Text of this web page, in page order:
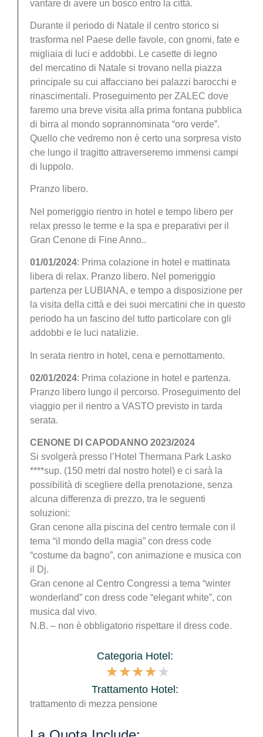
vantare di avere un bosco entro la città.
Durante il periodo di Natale il centro storico si
trasforma nel Paese delle favole, con gnomi, fate e
migliaia di luci e addobbi. Le casette di legno
del mercatino di Natale si trovano nella piazza
principale su cui affacciano bei palazzi barocchi e
rinascimentali. Proseguimento per ZALEC dove
faremo una breve visita alla prima fontana pubblica
di birra al mondo soprannominata “oro verde”.
Quello che vedremo non è certo una sorpresa visto
che lungo il tragitto attraverseremo immensi campi
di luppolo.
Pranzo libero.
Nel pomeriggio rientro in hotel e tempo libero per
relax presso le terme e la spa e preparativi per il
Gran Cenone di Fine Anno..
01/01/2024: Prima colazione in hotel e mattinata
libera di relax. Pranzo libero. Nel pomeriggio
partenza per LUBIANA, e tempo a disposizione per
la visita della città e dei suoi mercatini che in questo
periodo ha un fascino del tutto particolare con gli
addobbi e le luci natalizie.
In serata rientro in hotel, cena e pernottamento.
02/01/2024: Prima colazione in hotel e partenza.
Pranzo libero lungo il percorso. Proseguimento del
viaggio per il rientro a VASTO previsto in tarda
serata.
CENONE DI CAPODANNO 2023/2024
Si svolgerà presso l’Hotel Thermana Park Lasko
****sup. (150 metri dal nostro hotel) e ci sarà la
possibilità di scegliere della prenotazione, senza
alcuna differenza di prezzo, tra le seguenti
soluzioni:
Gran cenone alla piscina del centro termale con il
tema “il mondo della magia” con dress code
“costume da bagno”, con animazione e musica con
il Dj.
Gran cenone al Centro Congressi a tema “winter
wonderland” con dress code “elegant white”, con
musica dal vivo.
N.B. – non è obbligatorio rispettare il dress code.
Categoria Hotel:
★★★★★
Trattamento Hotel:
trattamento di mezza pensione